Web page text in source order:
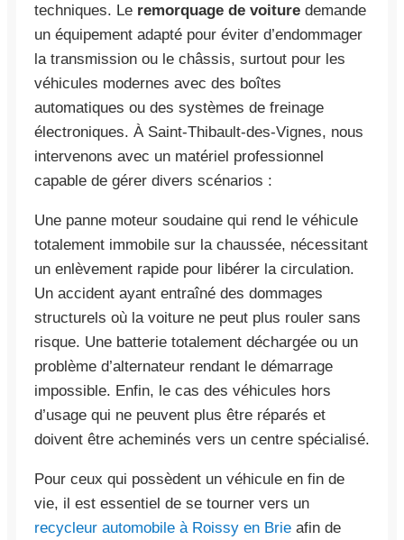
techniques. Le remorquage de voiture demande
un équipement adapté pour éviter d’endommager
la transmission ou le châssis, surtout pour les
véhicules modernes avec des boîtes
automatiques ou des systèmes de freinage
électroniques. À Saint-Thibault-des-Vignes, nous
intervenons avec un matériel professionnel
capable de gérer divers scénarios :
Une panne moteur soudaine qui rend le véhicule
totalement immobile sur la chaussée, nécessitant
un enlèvement rapide pour libérer la circulation.
Un accident ayant entraîné des dommages
structurels où la voiture ne peut plus rouler sans
risque. Une batterie totalement déchargée ou un
problème d’alternateur rendant le démarrage
impossible. Enfin, le cas des véhicules hors
d’usage qui ne peuvent plus être réparés et
doivent être acheminés vers un centre spécialisé.
Pour ceux qui possèdent un véhicule en fin de
vie, il est essentiel de se tourner vers un
recycleur automobile à Roissy en Brie afin de